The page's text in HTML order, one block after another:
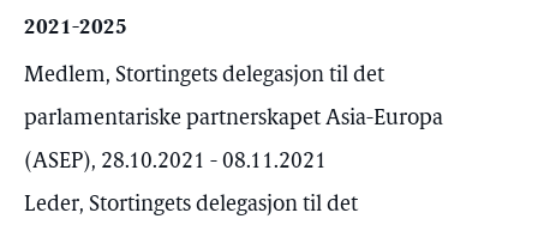
2021-2025
Medlem, Stortingets delegasjon til det
parlamentariske partnerskapet Asia-Europa
(ASEP), 28.10.2021 - 08.11.2021
Leder, Stortingets delegasjon til det